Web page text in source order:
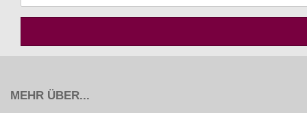
MEHR ÜBER...